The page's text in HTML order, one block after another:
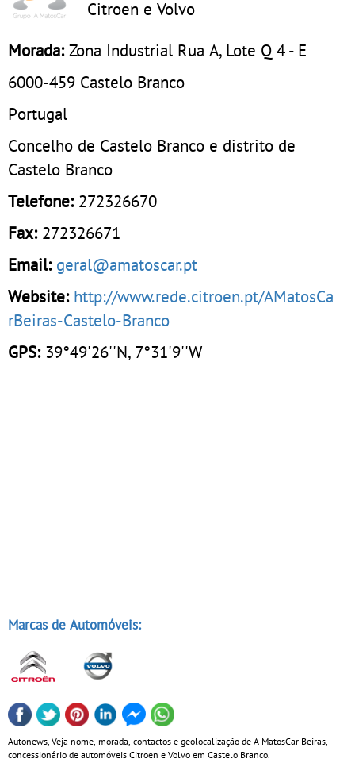
Citroen e Volvo
Morada: Zona Industrial Rua A, Lote Q 4 - E
6000-459 Castelo Branco
Portugal
Concelho de Castelo Branco e distrito de
Castelo Branco
Telefone: 272326670
Fax: 272326671
Email: geral@amatoscar.pt
Website: http://www.rede.citroen.pt/AMatosCa
rBeiras-Castelo-Branco
GPS:39°49'26''N, 7°31'9''W
Marcas de Automóveis:
Autonews, Veja nome, morada, contactos e geolocalização de A MatosCar Beiras,
concessionário de automóveis Citroen e Volvo em Castelo Branco.